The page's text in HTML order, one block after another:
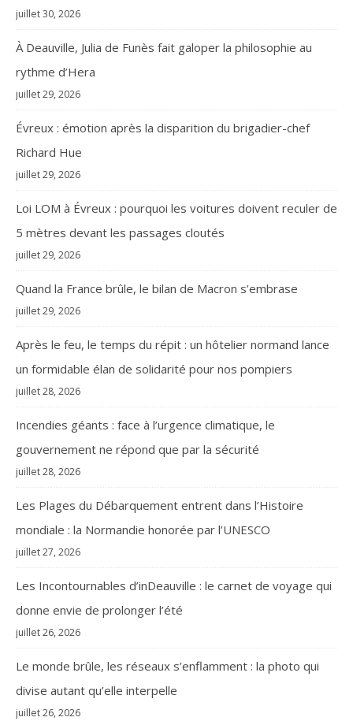
juillet 30, 2026
À Deauville, Julia de Funès fait galoper la philosophie au
rythme d’Hera
juillet 29, 2026
Évreux : émotion après la disparition du brigadier-chef
Richard Hue
juillet 29, 2026
Loi LOM à Évreux : pourquoi les voitures doivent reculer de
5 mètres devant les passages cloutés
juillet 29, 2026
Quand la France brûle, le bilan de Macron s’embrase
juillet 29, 2026
Après le feu, le temps du répit : un hôtelier normand lance
un formidable élan de solidarité pour nos pompiers
juillet 28, 2026
Incendies géants : face à l’urgence climatique, le
gouvernement ne répond que par la sécurité
juillet 28, 2026
Les Plages du Débarquement entrent dans l’Histoire
mondiale : la Normandie honorée par l’UNESCO
juillet 27, 2026
Les Incontournables d’inDeauville : le carnet de voyage qui
donne envie de prolonger l’été
juillet 26, 2026
Le monde brûle, les réseaux s’enflamment : la photo qui
divise autant qu’elle interpelle
juillet 26, 2026